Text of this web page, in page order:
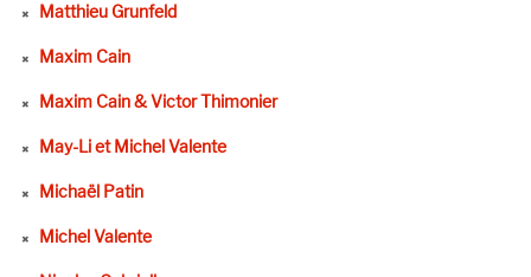
Matthieu Grunfeld
Maxim Cain
Maxim Cain & Victor Thimonier
May-Li et Michel Valente
Michaël Patin
Michel Valente